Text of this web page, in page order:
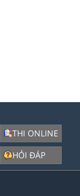
THI ONLINE
HỎI ĐÁP